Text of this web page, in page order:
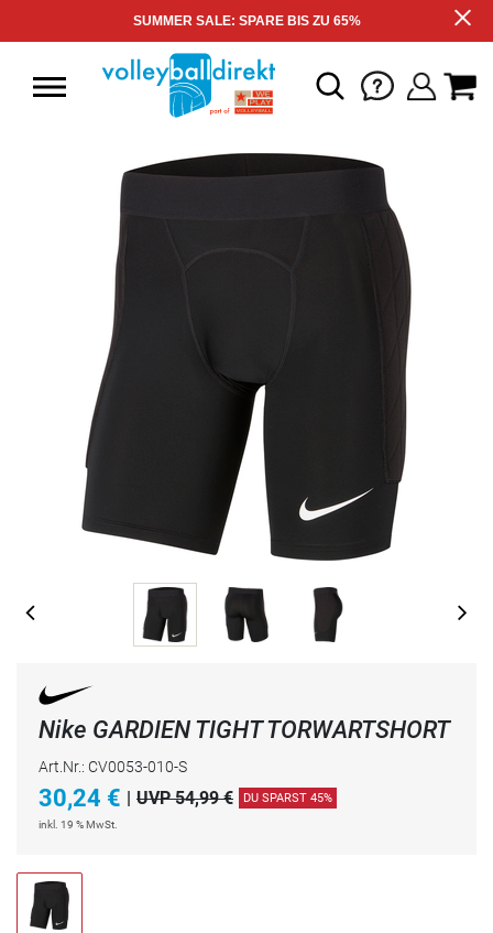
SUMMER SALE: SPARE BIS ZU 65%
Nike GARDIEN TIGHT TORWARTSHORT
Art.Nr.: CV0053-010-S
30,24 € | UVP 54,99 € DU SPARST 45%
inkl. 19 % MwSt.